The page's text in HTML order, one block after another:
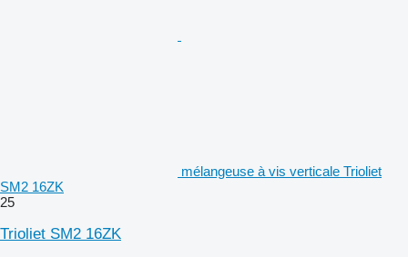
mélangeuse à vis verticale Trioliet
SM2 16ZK
25
Trioliet SM2 16ZK